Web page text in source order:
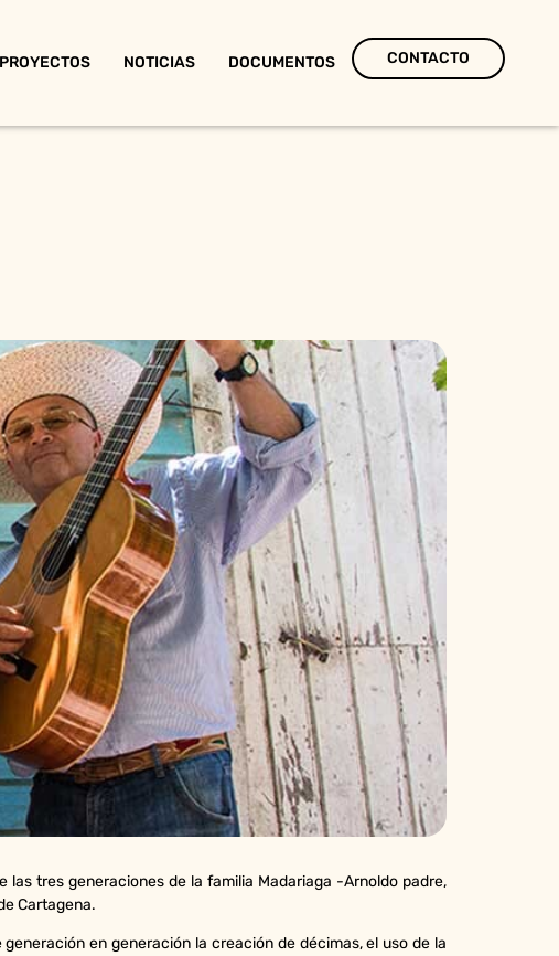
PROYECTOS NOTICIAS DOCUMENTOS CONTACTO
tres generaciones de la familia Madariaga -Arnoldo padre,
Cartagena.
en generación la creación de décimas, el uso de la